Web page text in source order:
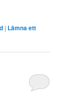
| Lämna ett